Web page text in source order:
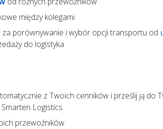
między kolegami
za porównywanie i wybór opcji transportu od
do logistyka
z Twoich cenników i prześlij ją do
Logistics
przewoźników